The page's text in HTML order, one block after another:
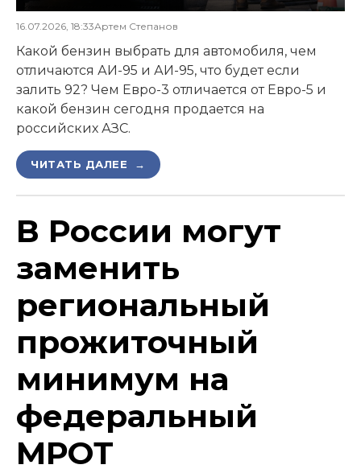
16.07.2026, 18:33Артем Степанов
Какой бензин выбрать для автомобиля, чем
отличаются АИ-95 и АИ-95, что будет если
залить 92? Чем Евро-3 отличается от Евро-5 и
какой бензин сегодня продается на
российских АЗС.
ЧИТАТЬ ДАЛЕЕ →
В России могут
заменить
региональный
прожиточный
минимум на
федеральный
МРОТ